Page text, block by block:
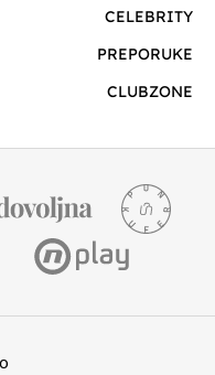
CELEBRITY
PREPORUKE
CLUBZONE